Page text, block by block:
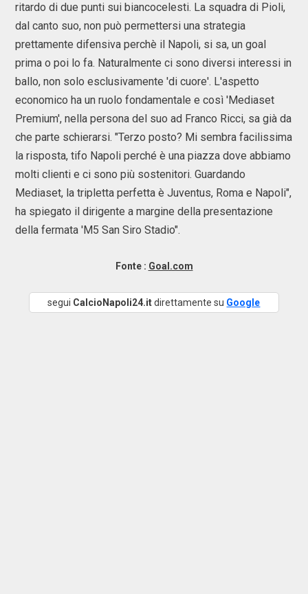
ritardo di due punti sui biancocelesti. La squadra di Pioli,
dal canto suo, non può permettersi una strategia
prettamente difensiva perchè il Napoli, si sa, un goal
prima o poi lo fa. Naturalmente ci sono diversi interessi in
ballo, non solo esclusivamente 'di cuore'. L'aspetto
economico ha un ruolo fondamentale e così 'Mediaset
Premium', nella persona del suo ad Franco Ricci, sa già da
che parte schierarsi. "Terzo posto? Mi sembra facilissima
la risposta, tifo Napoli perché è una piazza dove abbiamo
molti clienti e ci sono più sostenitori. Guardando
Mediaset, la tripletta perfetta è Juventus, Roma e Napoli",
ha spiegato il dirigente a margine della presentazione
della fermata 'M5 San Siro Stadio".
Fonte : Goal.com
segui CalcioNapoli24.itdirettamente su Google